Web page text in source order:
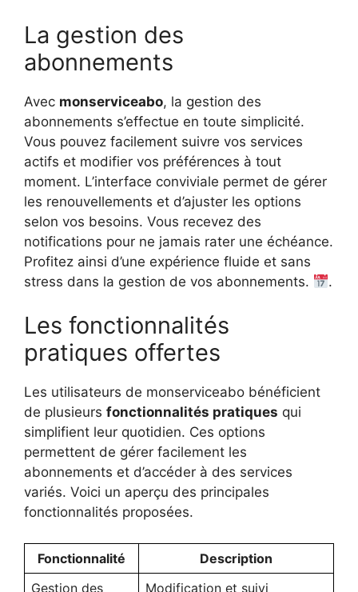
La gestion des
abonnements
Avec monserviceabo, la gestion des
abonnements s’effectue en toute simplicité.
Vous pouvez facilement suivre vos services
actifs et modifier vos préférences à tout
moment. L’interface conviviale permet de gérer
les renouvellements et d’ajuster les options
selon vos besoins. Vous recevez des
notifications pour ne jamais rater une échéance.
Profitez ainsi d’une expérience fluide et sans
stress dans la gestion de vos abonnements.
.
Les fonctionnalités
pratiques offertes
Les utilisateurs de monserviceabo bénéficient
de plusieurs fonctionnalités pratiques qui
simplifient leur quotidien. Ces options
permettent de gérer facilement les
abonnements et d’accéder à des services
variés. Voici un aperçu des principales
fonctionnalités proposées.
Fonctionnalité
Description
Gestion des
Modification et suivi